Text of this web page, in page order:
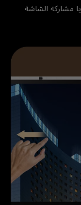
مشاركة الشاشة